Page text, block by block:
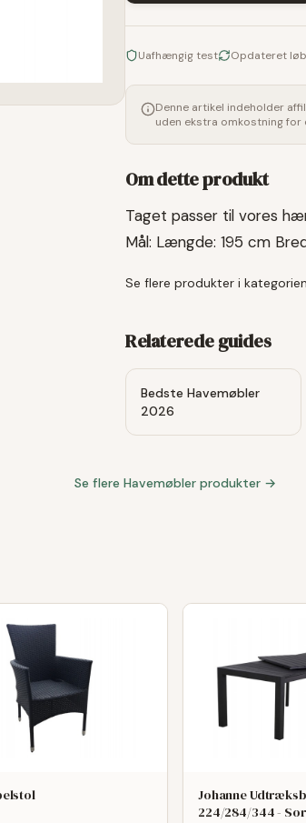
Uafhængig test Opdateret
Denne artikel indeholder
uden ekstra omkostning for
Om dette produkt
Taget passer til vores
Mål: Længde: 195 cm
Se flere produkter i kategorien
Relaterede guides
Bedste Havemøbler
2026
Se flere Havemøbler produkter →
Johanne
224/284/344 -